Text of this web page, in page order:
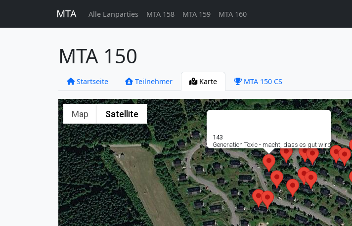
MTA Alle Lanparties MTA 158 MTA 159 MTA 160
MTA 150
Startseite Teilnehmer Karte MTA 150 CS
143
Generation Toxic - macht, dass es gut wird
Map Satellite